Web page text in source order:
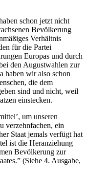
schon jetzt nicht
Bevölkerung
Verhältnis
für die Partei
Europas und durch
den Augustwahlen zur
haben wir also schon
die dem
sind und nicht, weil
einstecken.
um unseren
verzehnfachen, ein
Staat jemals verfügt hat
ist die Heranziehung
Bevölkerung zur
(Siehe 4. Ausgabe,